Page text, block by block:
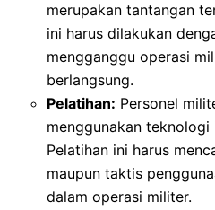
merupakan tantangan
ini harus dilakukan
mengganggu operasi
berlangsung.
Pelatihan: Personel
menggunakan
Pelatihan ini harus
maupun taktis
dalam operasi militer.